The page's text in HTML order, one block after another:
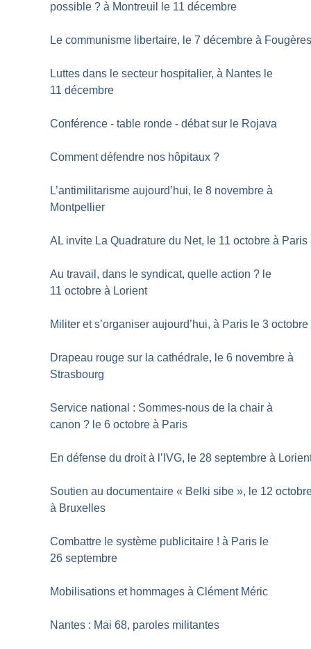
possible ? à Montreuil le 11 décembre
Le communisme libertaire, le 7 décembre à
Luttes dans le secteur hospitalier, à Nantes le
11 décembre
Conférence - table ronde - débat sur le Rojava
Comment défendre nos hôpitaux ?
L’antimilitarisme aujourd’hui, le 8 novembre à
Montpellier
AL invite La Quadrature du Net, le 11 octobre à Paris
Au travail, dans le syndicat, quelle action ? le
11 octobre à Lorient
Militer et s’organiser aujourd’hui, à Paris le 3 octobre
Drapeau rouge sur la cathédrale, le 6 novembre à
Strasbourg
Service national : Sommes-nous de la chair à
canon ? le 6 octobre à Paris
En défense du droit à l’IVG, le 28 septembre à
Soutien au documentaire « Belki sibe », le 12
à Bruxelles
Combattre le système publicitaire ! à Paris le
26 septembre
Mobilisations et hommages à Clément Méric
Nantes : Mai 68, paroles militantes